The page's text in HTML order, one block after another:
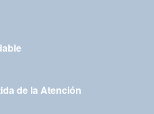
de la Atención